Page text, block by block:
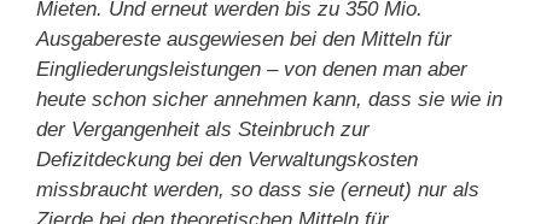
Mieten. Und erneut werden bis zu 350 Mio.
Ausgabereste ausgewiesen bei den Mitteln für
Eingliederungsleistungen – von denen man aber
heute schon sicher annehmen kann, dass sie wie in
der Vergangenheit als Steinbruch zur
Defizitdeckung bei den Verwaltungskosten
missbraucht werden, so dass sie (erneut) nur als